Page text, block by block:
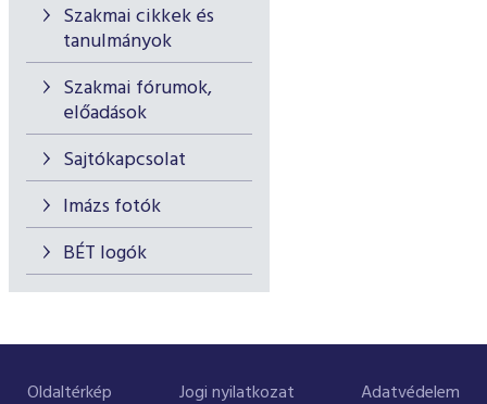
Szakmai cikkek és
tanulmányok
Szakmai fórumok,
előadások
Sajtókapcsolat
Imázs fotók
BÉT logók
Oldaltérkép Jogi nyilatkozat Adatvédelem